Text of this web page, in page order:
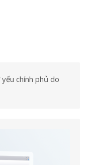
chính phủ do